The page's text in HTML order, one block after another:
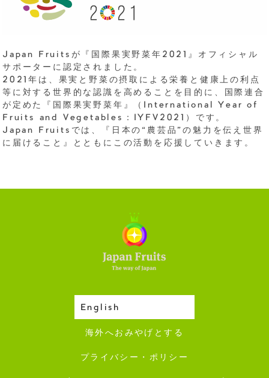
Japan Fruitsが『国際果実野菜年2021』オフィシャル
サポーターに認定されました。
2021年は、果実と野菜の摂取による栄養と健康上の利点
等に対する世界的な認識を高めることを目的に、国際連合
が定めた『国際果実野菜年』（International Year of
Fruits and Vegetables：IYFV2021）です。
Japan Fruitsでは、『日本の“農芸品”の魅力を伝え世界
に届けること』とともにこの活動を応援していきます。
English収穫カレンダー
海外へおみやげとする
プライバシー・ポリシー